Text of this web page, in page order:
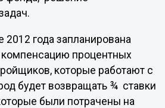
года запланирована
компенсацию процентных
которые работают с
будет возвращать ¾ ставки
были потрачены на